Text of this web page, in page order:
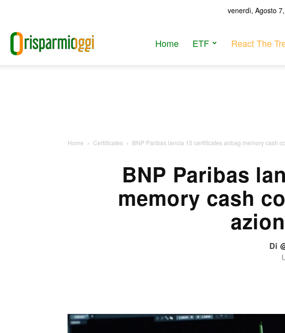
venerdì, Agosto
Home ETF React The
Home Certificates BNP Paribas lancia 15 certificates airbag memory cash
BNP Paribas
memory cash
Di